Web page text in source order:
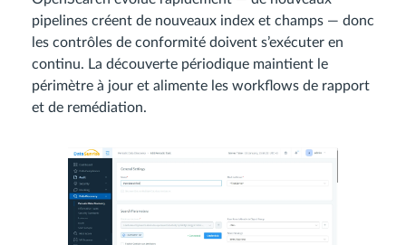
pipelines créent de nouveaux index et champs — donc
les contrôles de conformité doivent s’exécuter en
continu. La découverte périodique maintient le
périmètre à jour et alimente les workflows de rapport
et de remédiation.